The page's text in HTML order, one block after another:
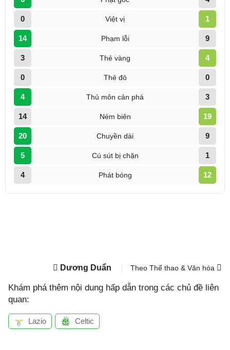
Dương Duẩn Theo Thể thao & Văn hóa
Khám phá thêm nội dung hấp dẫn trong các chủ đề liên
quan:
Lazio Celtic